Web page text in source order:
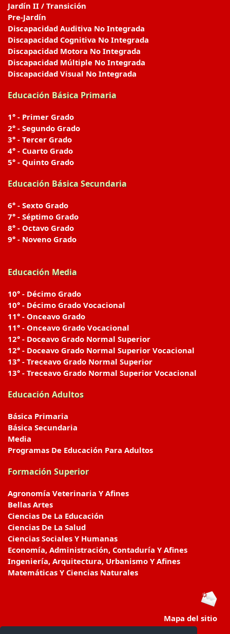
Jardín II / Transición
Pre-Jardín
Discapacidad Auditiva No Integrada
Discapacidad Cognitiva No Integrada
Discapacidad Motora No Integrada
Discapacidad Múltiple No Integrada
Discapacidad Visual No Integrada
Educación Básica Primaria
1° - Primer Grado
2° - Segundo Grado
3° - Tercer Grado
4° - Cuarto Grado
5° - Quinto Grado
Educación Básica Secundaria
6° - Sexto Grado
7° - Séptimo Grado
8° - Octavo Grado
9° - Noveno Grado
Educación Media
10° - Décimo Grado
10° - Décimo Grado Vocacional
11° - Onceavo Grado
11° - Onceavo Grado Vocacional
12° - Doceavo Grado Normal Superior
12° - Doceavo Grado Normal Superior Vocacional
13° - Treceavo Grado Normal Superior
13° - Treceavo Grado Normal Superior Vocacional
Educación Adultos
Básica Primaria
Básica Secundaria
Media
Programas De Educación Para Adultos
Formación Superior
Agronomía Veterinaria Y Afines
Bellas Artes
Ciencias De La Educación
Ciencias De La Salud
Ciencias Sociales Y Humanas
Economía, Administración, Contaduría Y Afines
Ingeniería, Arquitectura, Urbanismo Y Afines
Matemáticas Y Ciencias Naturales
Mapa del sitio